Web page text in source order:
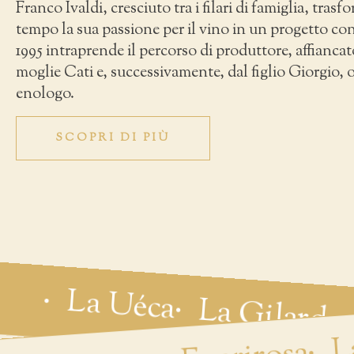
Franco Ivaldi, cresciuto tra i filari di famiglia,
tempo la sua passione per il vino in un progetto
1995 intraprende il percorso di produttore,
moglie Cati e, successivamente, dal figlio Giorgio,
enologo.
SCOPRI DI PIÙ
La Uéca La Gilarda